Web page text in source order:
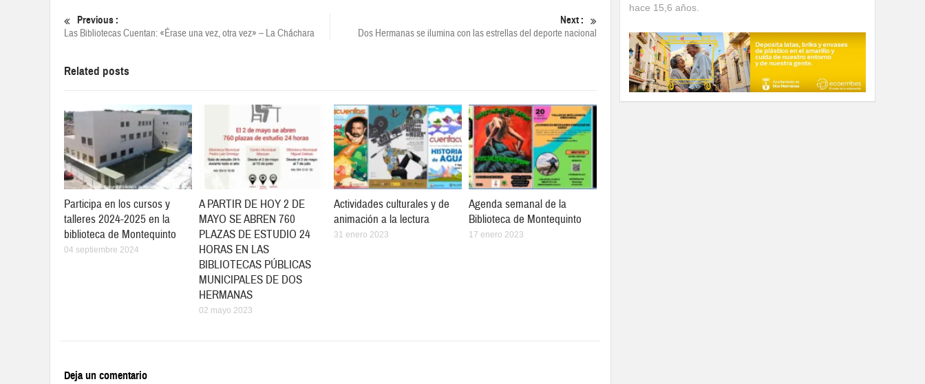
Previous :
Las Bibliotecas Cuentan: «Érase una vez, otra vez» – La Cháchara
Next :
Dos Hermanas se ilumina con las estrellas del deporte nacional
Related posts
Participa en los cursos y
talleres 2024-2025 en la
biblioteca de Montequinto
04 septiembre 2024
A PARTIR DE HOY 2 DE
MAYO SE ABREN 760
PLAZAS DE ESTUDIO 24
HORAS EN LAS
BIBLIOTECAS PÚBLICAS
MUNICIPALES DE DOS
HERMANAS
02 mayo 2023
Actividades culturales y de
animación a la lectura
31 enero 2023
Agenda semanal de la
Biblioteca de Montequinto
17 enero 2023
Deja un comentario
hace 15,6 años.